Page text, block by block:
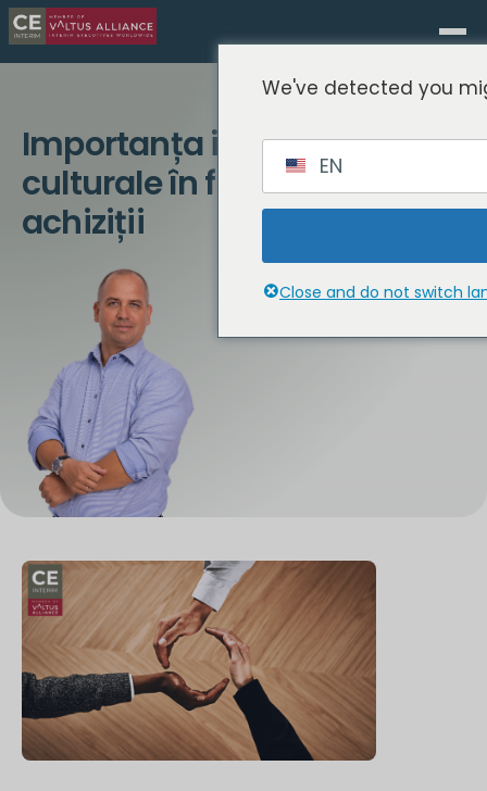
Importanța integrării
culturale în fuziuni și
achiziții
We've detected you
EN
Close and do not switch